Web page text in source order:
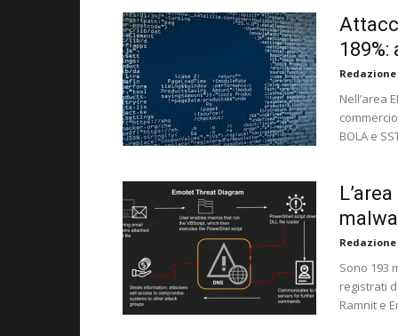
Nell’area
BOLA e
Sono 193
registrati
Ramnit e